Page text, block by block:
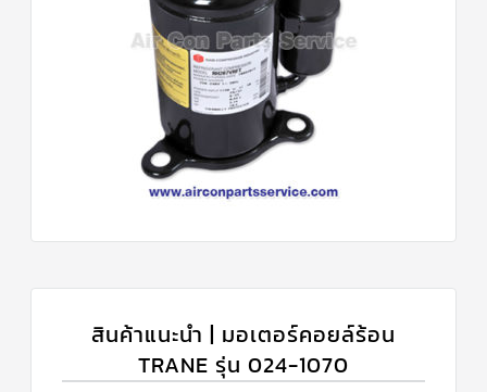
สินค้าแนะนำ | มอเตอร์คอยล์ร้อน
TRANE รุ่น 024-1070